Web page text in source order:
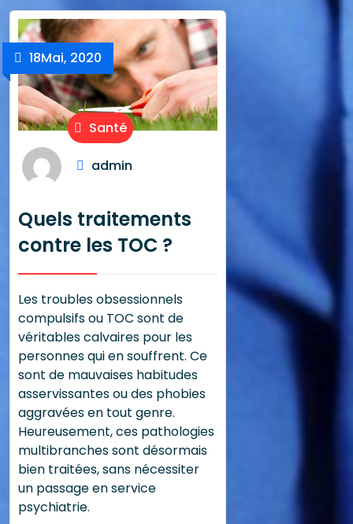
Santé
18Mai, 2020
admin
Quels traitements
contre les TOC ?
Les troubles obsessionnels
compulsifs ou TOC sont de
véritables calvaires pour les
personnes qui en souffrent. Ce
sont de mauvaises habitudes
asservissantes ou des phobies
aggravées en tout genre.
Heureusement, ces pathologies
multibranches sont désormais
bien traitées, sans nécessiter
un passage en service
psychiatrie.